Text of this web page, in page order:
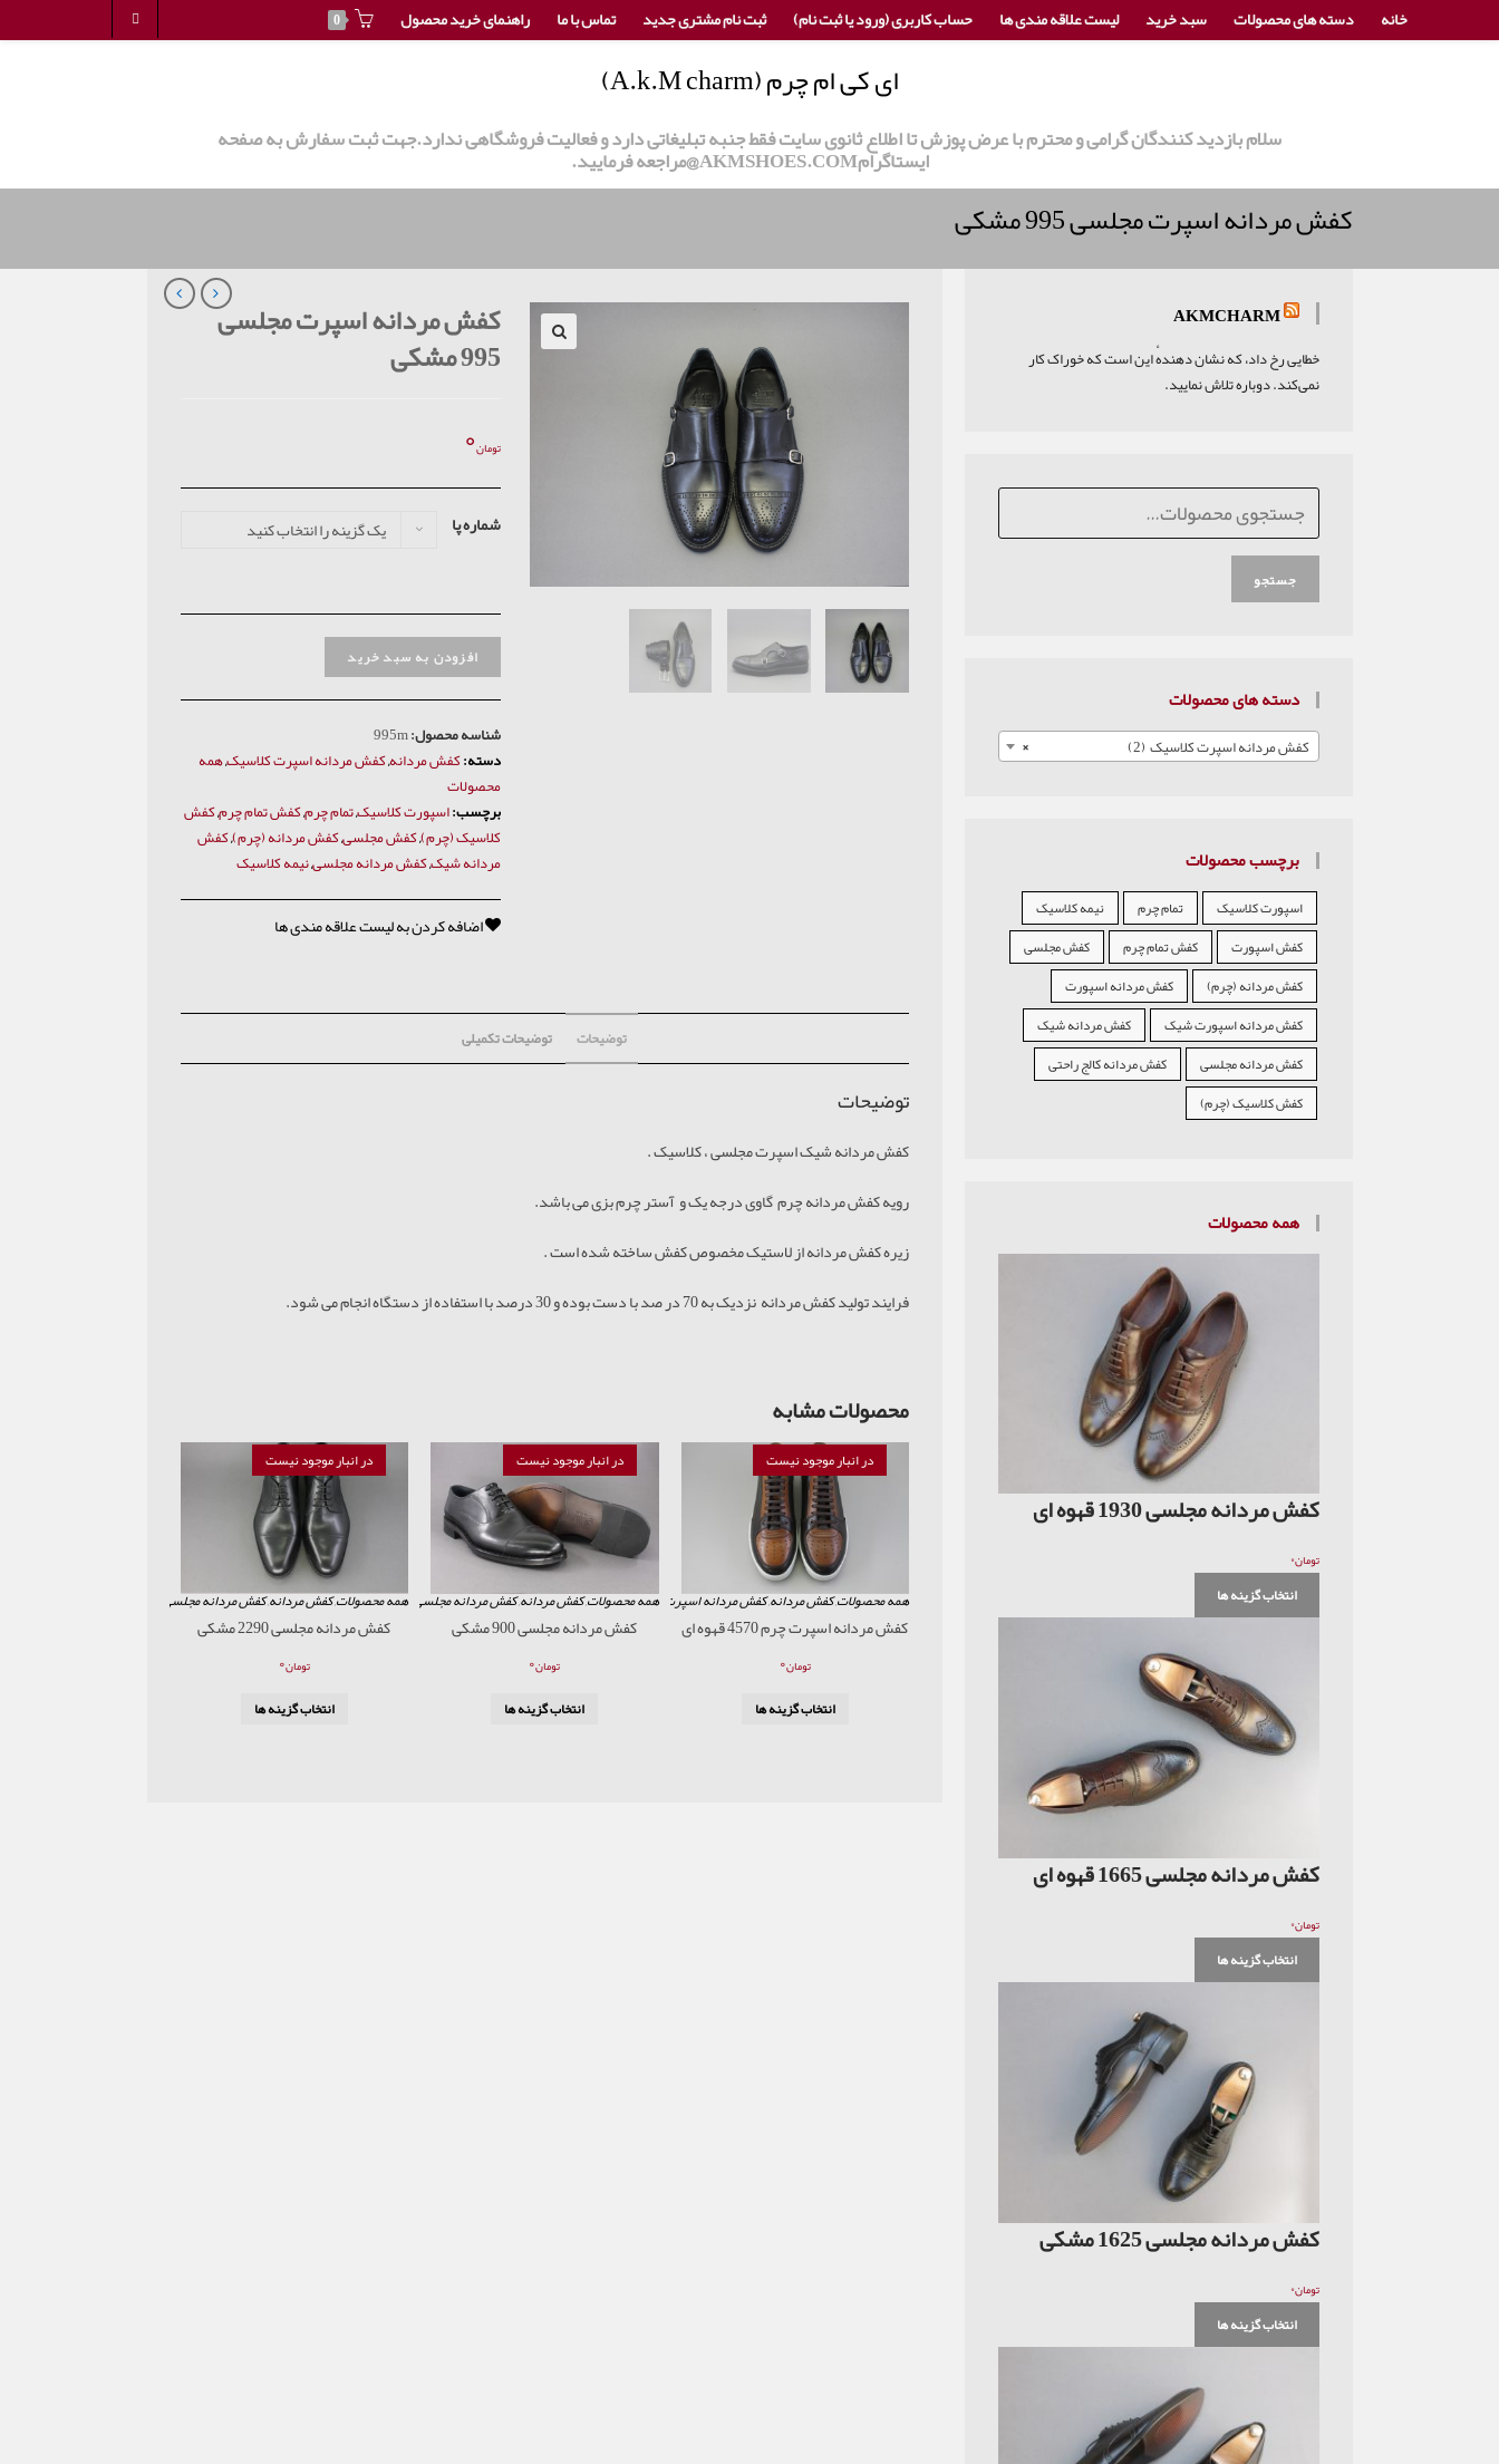
خانه دسته های محصولات سبد خرید لیست علاقه مندی ها حساب کاربری (ورود یا ثبت نام) ثبت نام مشتری جدید تماس با ما راهنمای خرید محصول 0
ای کی ام چرم (A.k.M charm)
سلام بازدید کنندگان گرامی و محترم با عرض پوزش تا اطلاع ثانوی سایت فقط جنبه تبلیغاتی دارد و فعالیت فروشگاهی ندارد.جهت ثبت سفارش به صفحه
ایستاگرامAKMSHOES.COM@مراجعه فرمایید.
کفش مردانه اسپرت مجلسی 995 مشکی
کفش مردانه اسپرت مجلسی
995 مشکی
تومان۰
شماره پا یک گزینه را انتخاب کنید
افزودن به سبد خرید
شناسه محصول:995m
دسته:کفش مردانه,کفش مردانه اسپرت کلاسیک,همه
محصولات
برچسب:اسپورت کلاسیک,تمام چرم,کفش تمام چرم,کفش
کلاسیک (چرم),کفش مجلسی,کفش مردانه (چرم),کفش
مردانه شیک,کفش مردانه مجلسی,نیمه کلاسیک
اضافه کردن به لیست علاقه مندی ها
توضیحات توضیحات تکمیلی
توضیحات
کفش مردانه شیک اسپرت مجلسی ، کلاسیک .
رویه کفش مردانه چرم گاوی درجه یک و آستر چرم بزی می باشد.
زیره کفش مردانه از لاستیک مخصوص کفش ساخته شده است .
فرایند تولید کفش مردانه نزدیک به 70 در صد با دست بوده و 30 درصد با استفاده از دستگاه انجام می شود.
محصولات مشابه
در انبار موجود نیست
همه محصولات,کفش مردانه,کفش مردانه اسپرت
کفش مردانه اسپرت چرم 4570 قهوه ای
تومان۰
انتخاب گزینه ها
در انبار موجود نیست
همه محصولات,کفش مردانه,کفش مردانه مجلسی (کلاسیک)
کفش مردانه مجلسی 900 مشکی
تومان۰
انتخاب گزینه ها
در انبار موجود نیست
همه محصولات,کفش مردانه,کفش مردانه مجلسی (کلاسیک)
کفش مردانه مجلسی 2290 مشکی
تومان۰
انتخاب گزینه ها
AKMCHARM
خطایی رخ داد، که نشان دهندهٔ این است که خوراک کار
نمی‌کند. دوباره تلاش نمایید.
جستجو
دسته های محصولات
× کفش مردانه اسپرت کلاسیک (2)
برچسب محصولات
اسپورت کلاسیک تمام چرم
نیمه کلاسیک
کفش اسپورت
کفش تمام چرم
کفش مجلسی
کفش مردانه (چرم)
کفش مردانه اسپورت
کفش مردانه اسپورت شیک
کفش مردانه شیک
کفش مردانه مجلسی
کفش مردانه کالج راحتی
کفش کلاسیک (چرم)
همه محصولات
کفش مردانه مجلسی 1930 قهوه ای
تومان۰
انتخاب گزینه ها
کفش مردانه مجلسی 1665 قهوه ای
تومان۰
انتخاب گزینه ها
کفش مردانه مجلسی 1625 مشکی
تومان۰
انتخاب گزینه ها